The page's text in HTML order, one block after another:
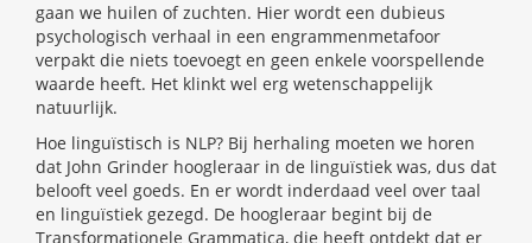
gaan we huilen of zuchten. Hier wordt een dubieus
psychologisch verhaal in een engrammenmetafoor
verpakt die niets toevoegt en geen enkele voorspellende
waarde heeft. Het klinkt wel erg wetenschappelijk
natuurlijk.
Hoe linguïstisch is NLP? Bij herhaling moeten we horen
dat John Grinder hoogleraar in de linguïstiek was, dus dat
belooft veel goeds. En er wordt inderdaad veel over taal
en linguïstiek gezegd. De hoogleraar begint bij de
Transformationele Grammatica, die heeft ontdekt dat er